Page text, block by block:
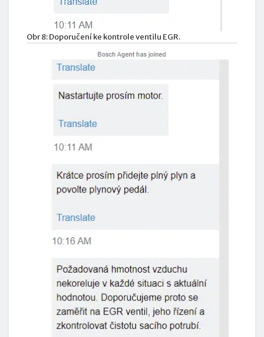
Obr 8: Doporučení ke kontrole ventilu EGR.